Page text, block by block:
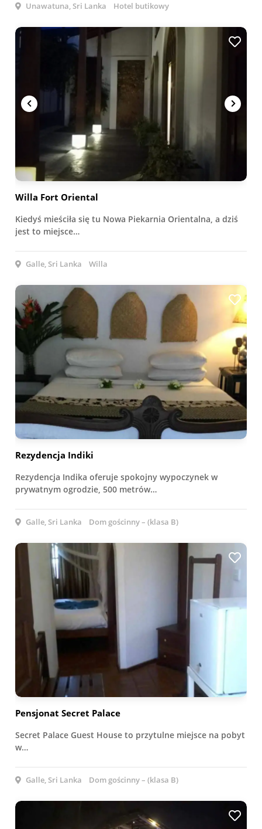
Unawatuna, Sri Lanka Hotel butikowy
Willa Fort Oriental
Kiedyś mieściła się tu Nowa Piekarnia Orientalna, a dziś
jest to miejsce…
Galle, Sri Lanka Willa
Rezydencja Indiki
Rezydencja Indika oferuje spokojny wypoczynek w
prywatnym ogrodzie, 500 metrów…
Galle, Sri Lanka Dom gościnny – (klasa B)
Pensjonat Secret Palace
Secret Palace Guest House to przytulne miejsce na pobyt
w…
Galle, Sri Lanka Dom gościnny – (klasa B)